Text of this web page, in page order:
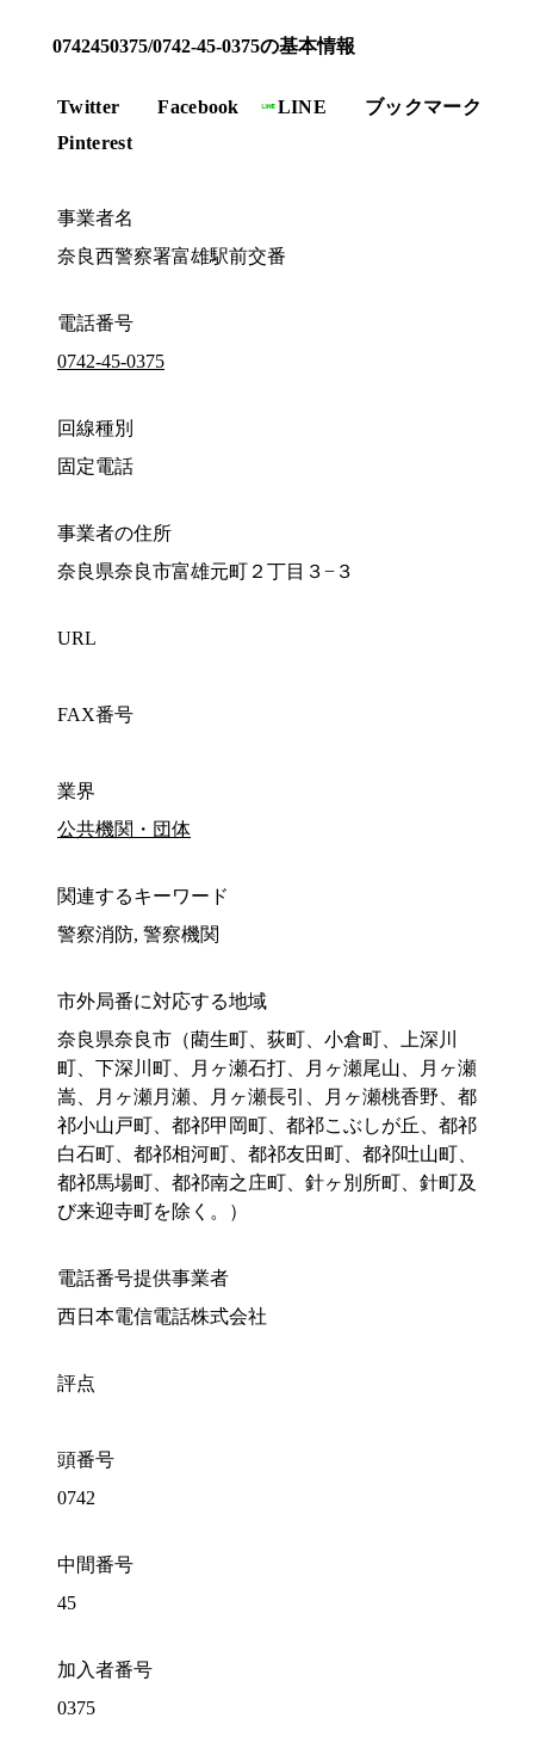
0742450375/0742-45-0375の基本情報
Twitter Facebook LINE
ブックマーク
Pinterest
事業者名
奈良西警察署富雄駅前交番
電話番号
0742-45-0375
回線種別
固定電話
事業者の住所
奈良県奈良市富雄元町２丁目３−３
URL
FAX番号
業界
公共機関・団体
関連するキーワード
警察消防, 警察機関
市外局番に対応する地域
奈良県奈良市（藺生町、荻町、小倉町、上深川
町、下深川町、月ヶ瀬石打、月ヶ瀬尾山、月ヶ瀬
嵩、月ヶ瀬月瀬、月ヶ瀬長引、月ヶ瀬桃香野、都
祁小山戸町、都祁甲岡町、都祁こぶしが丘、都祁
白石町、都祁相河町、都祁友田町、都祁吐山町、
都祁馬場町、都祁南之庄町、針ヶ別所町、針町及
び来迎寺町を除く。）
電話番号提供事業者
西日本電信電話株式会社
評点
頭番号
0742
中間番号
45
加入者番号
0375